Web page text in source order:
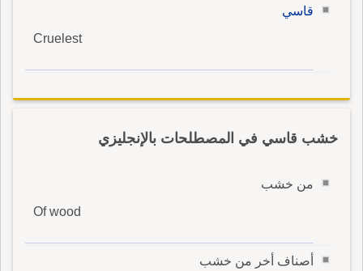
قاسي
Cruelest
خشب قاسي في المصطلحات بالإنجليزي
من خشب
Of wood
أصناف أخر من خشب